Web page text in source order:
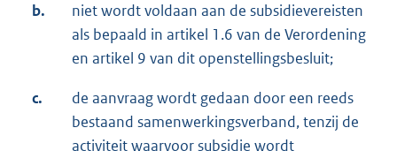
b.
niet wordt voldaan aan de subsidievereisten
als bepaald in artikel 1.6 van de Verordening
en artikel 9 van dit openstellingsbesluit;
c.
de aanvraag wordt gedaan door een reeds
bestaand samenwerkingsverband, tenzij de
activiteit waarvoor subsidie wordt